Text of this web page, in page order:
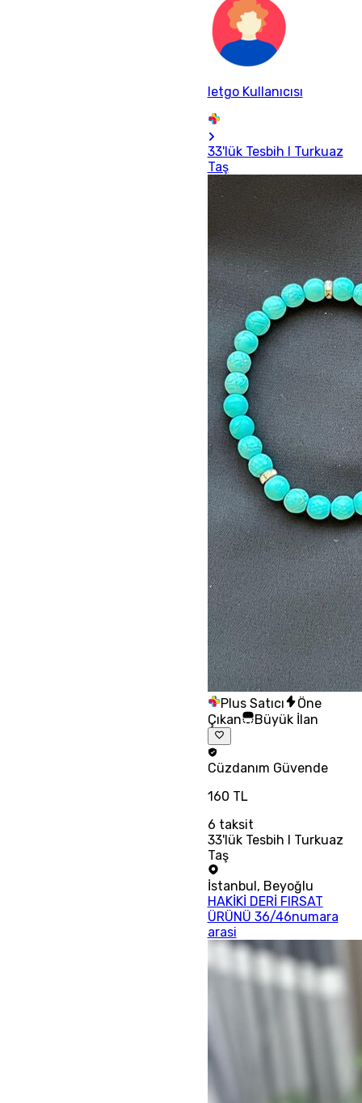
letgo Kullanıcısı
33'lük Tesbih I Turkuaz
Taş
Plus Satıcı
Öne
Çıkan
Büyük İlan
Cüzdanım Güvende
160 TL
6 taksit
33'lük Tesbih I Turkuaz
Taş
İstanbul , Beyoğlu
HAKİKİ DERİ FIRSAT
ÜRÜNÜ 36/46numara
arasi